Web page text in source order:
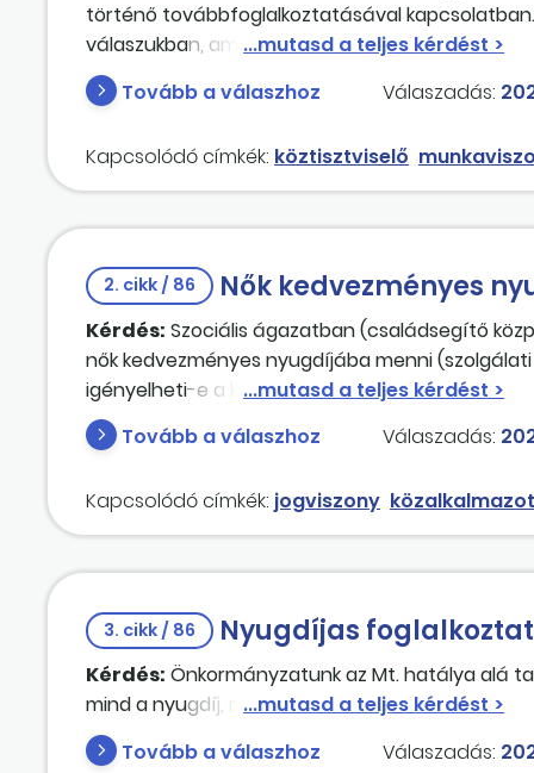
történő továbbfoglalkoztatásával
válaszukban, amennyiben nem gyakorol
nem rendelkezik vezetői megbízással, akkor
munkaszerződés, de a pénzügyi ellenjegyzési
viszont az Önök megítélése szerint mind a
hogy a nyugdíjba vonult volt köztisztviselőt az
munkavállalóként foglalkoztassa tovább.
Tovább a válaszhoz Válaszadás:
Kapcsolódó címkék: köztisztviselő
2. cikk / 86 Nők kedvezményes
Kérdés: Szociális ágazatban (családsegítő
nők kedvezményes nyugdíjába menni
igényelheti-e a kedvezményes nyugdíjat? Mi a
Tovább a válaszhoz
Válaszadás:
Kapcsolódó címkék: jogviszony
3. cikk / 86 Nyugdíjas
Kérdés: Önkormányzatunk az Mt. hatálya alá
mind a nyugdíj, mind pedig a munkabér megilleti
Tovább a válaszhoz
Válaszadás: